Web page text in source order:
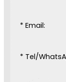
* Email:
* Tel/